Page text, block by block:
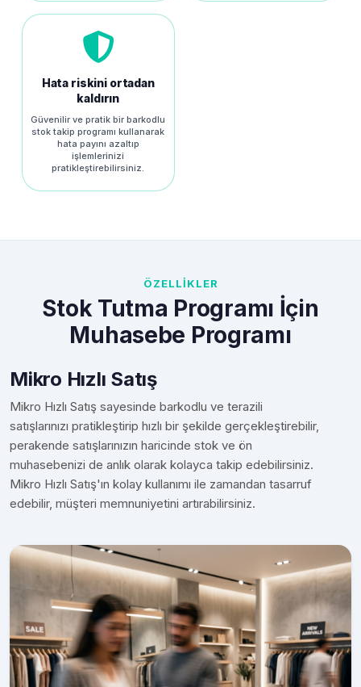
Hata riskini ortadan
kaldırın
Güvenilir ve pratik bir barkodlu
stok takip programı kullanarak
hata payını azaltıp
işlemlerinizi
pratikleştirebilirsiniz.
ÖZELLİKLER
Stok Tutma Programı İçin
Muhasebe Programı
Mikro Hızlı Satış
Mikro Hızlı Satış sayesinde barkodlu ve terazili
satışlarınızı pratikleştirip hızlı bir şekilde gerçekleştirebilir,
perakende satışlarınızın haricinde stok ve ön
muhasebenizi de anlık olarak kolayca takip edebilirsiniz.
Mikro Hızlı Satış'ın kolay kullanımı ile zamandan tasarruf
edebilir, müşteri memnuniyetini artırabilirsiniz.